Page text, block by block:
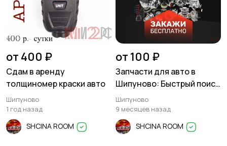
от 400 ₽
Сдам в аренду
толщиномер краски авто
Шипуново
1 год назад
SHCINA ROOM
от 100 ₽
Запчасти для авто в
Шипуново: Быстрый поиск
и доставка от 1 дня!
Шипуново
9 месяцев назад
SHCINA ROOM